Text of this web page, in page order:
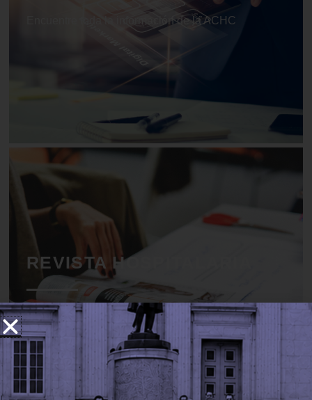
Encuentre toda la información de la ACHC
REVISTA HOSPITALARIA
Conozca la nueva Revista Hospitalaria virtual